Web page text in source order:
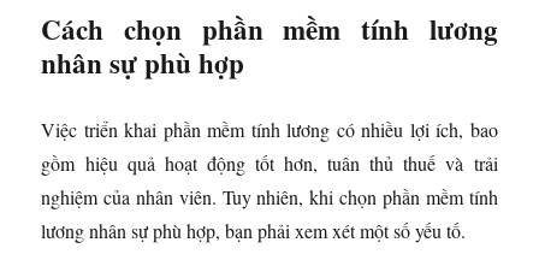
Cách chọn phần mềm tính lương
nhân sự phù hợp
Việc triển khai phần mềm tính lương có nhiều lợi ích, bao
gồm hiệu quả hoạt động tốt hơn, tuân thủ thuế và trải
nghiệm của nhân viên. Tuy nhiên, khi chọn phần mềm tính
lương nhân sự phù hợp, bạn phải xem xét một số yếu tố.